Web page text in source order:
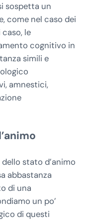
sospetta un
come nel caso dei
le
cognitivo in
simili e
amnestici,
stato d’animo
abbastanza
di una
un po’
di questi